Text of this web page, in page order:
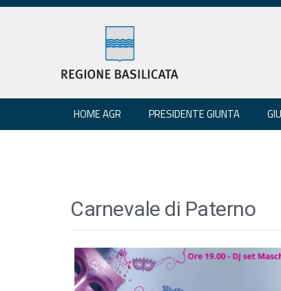
HOME AGR PRESIDENTE GIUNTA
Carnevale di Paterno